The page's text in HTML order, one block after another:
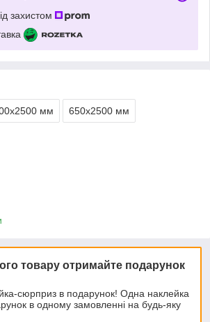
захистом
мм 650х2500 мм
товару отримайте подарунок
сюрприз в подарунок! Одна наклейка
в одному замовленні на будь-яку